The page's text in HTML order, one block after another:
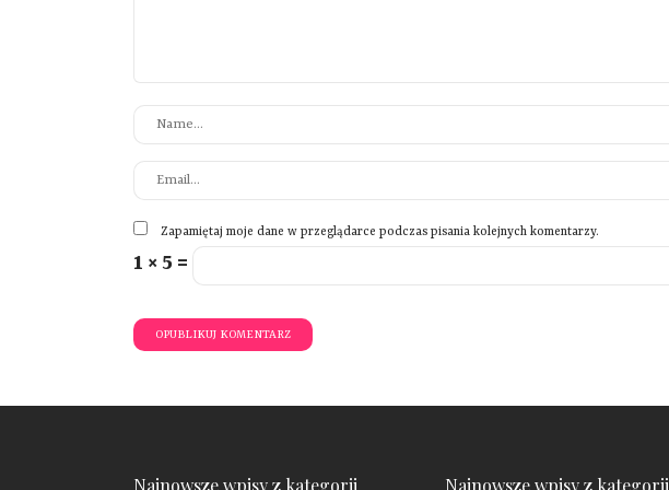
Zapamiętaj moje dane w przeglądarce podczas pisania kolejnych komentarzy.
1 × 5 =
Najnowsze wpisy z kategorii Najnowsze wpisy z kategorii